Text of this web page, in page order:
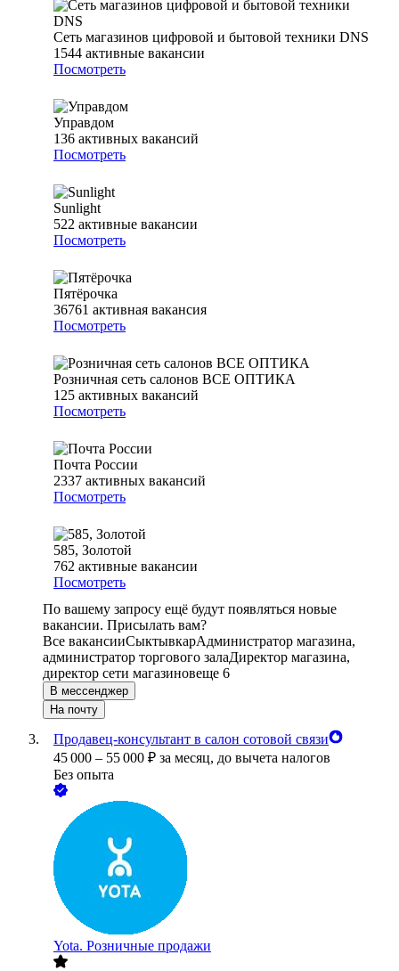
Сеть магазинов цифровой и бытовой техники DNS
1544 активные вакансии
Посмотреть
Управдом
136 активных вакансий
Посмотреть
Sunlight
522 активные вакансии
Посмотреть
Пятёрочка
36761 активная вакансия
Посмотреть
Розничная сеть салонов ВСЕ ОПТИКА
125 активных вакансий
Посмотреть
Почта России
2337 активных вакансий
Посмотреть
585, Золотой
762 активные вакансии
Посмотреть
По вашему запросу ещё будут появляться новые
вакансии. Присылать вам?
Все вакансииСыктывкарАдминистратор магазина,
администратор торгового залаДиректор магазина,
директор сети магазиновеще 6
В мессенджер
На почту
Продавец-консультант в салон сотовой связи
45 000 – 55 000 ₽ за месяц, до вычета налогов
Без опыта
Yota. Розничные продажи